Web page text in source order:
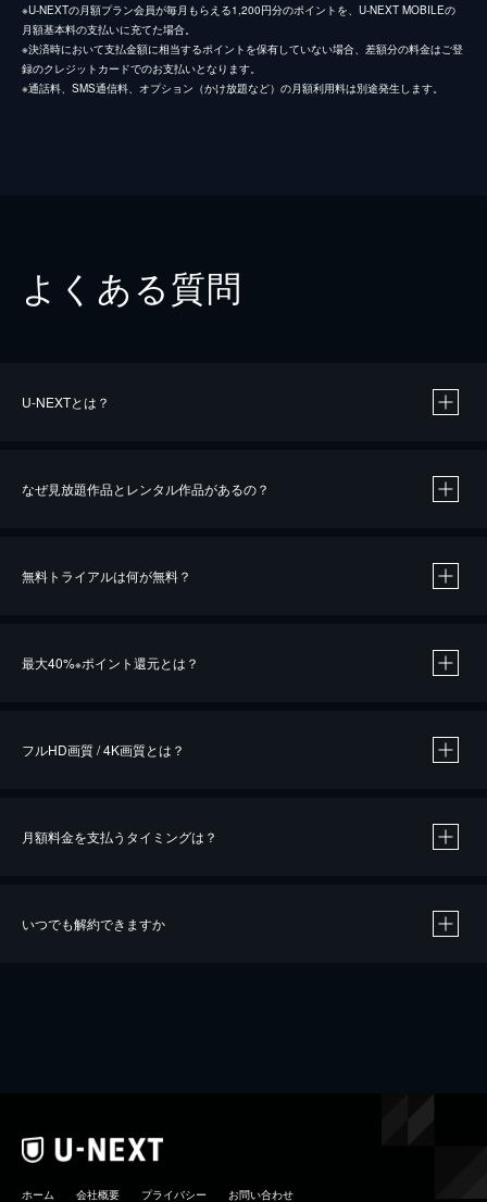
※U-NEXTの月額プラン会員が毎月もらえる1,200円分のポイントを、U-NEXT MOBILEの
月額基本料の支払いに充てた場合。
※決済時において支払金額に相当するポイントを保有していない場合、差額分の料金はご登
録のクレジットカードでのお支払いとなります。
※通話料、SMS通信料、オプション（かけ放題など）の月額利用料は別途発生します。
よくある質問
U-NEXTとは？
なぜ見放題作品とレンタル作品があるの？
無料トライアルは何が無料？
最大40%※ポイント還元とは？
※40％ポイント還元の対象は、クレジットカード決済による作品の購入 / レンタルです。
iOSアプリのUコイン決済による作品の購入 / レンタルは、20％のポイント還元です。
フルHD画質 / 4K画質とは？
月額料金を支払うタイミングは？
いつでも解約できますか
ホーム 会社概要 プライバシー お問い合わせ